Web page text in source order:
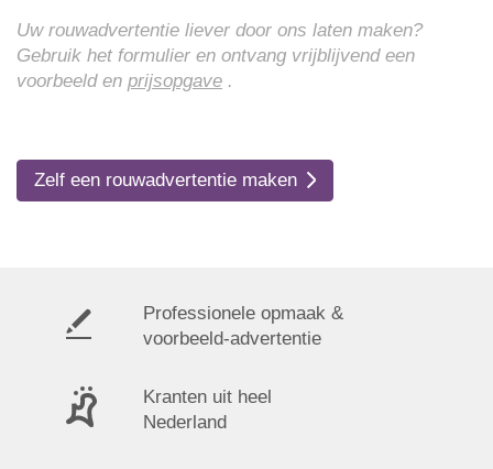
Uw rouwadvertentie liever door ons laten maken?
Gebruik het formulier en ontvang vrijblijvend een
voorbeeld en prijsopgave .
Zelf een rouwadvertentie maken
Professionele opmaak &
voorbeeld-advertentie
Kranten uit heel
Nederland